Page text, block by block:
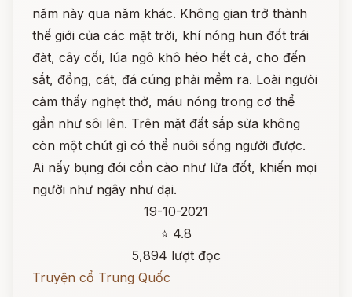
năm này qua năm khác. Không gian trở thành
thế giới của các mặt trời, khí nóng hun đốt trái
đàt, cây cối, lúa ngô khô héo hết cả, cho đến
sắt, đồng, cát, đá cúng phải mềm ra. Loài ngưòi
cảm thấy nghẹt thở, máu nóng trong cơ thể
gần như sôi lên. Trên mặt đất sắp sửa không
còn một chút gì có thể nuôi sống người được.
Ai nấy bụng đói cồn cào như lửa đốt, khiến mọi
người như ngây như dại.
19-10-2021
⭐ 4.8
5,894 lượt đọc
Truyện cổ Trung Quốc